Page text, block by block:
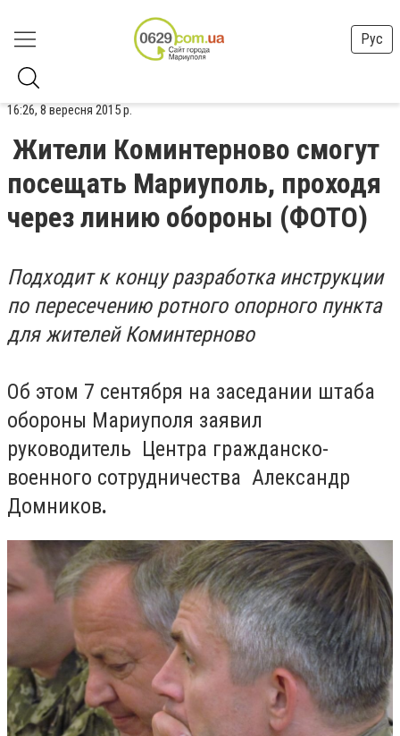
Рус
16:26, 8 вересня 2015 р.
Жители Коминтерново смогут
посещать Мариуполь, проходя
через линию обороны (ФОТО)
Подходит к концу разработка инструкции
по пересечению ротного опорного пункта
для жителей Коминтерново
Об этом 7 сентября на заседании штаба
обороны Мариуполя заявил
руководитель Центра гражданско-
военного сотрудничества Александр
Домников.